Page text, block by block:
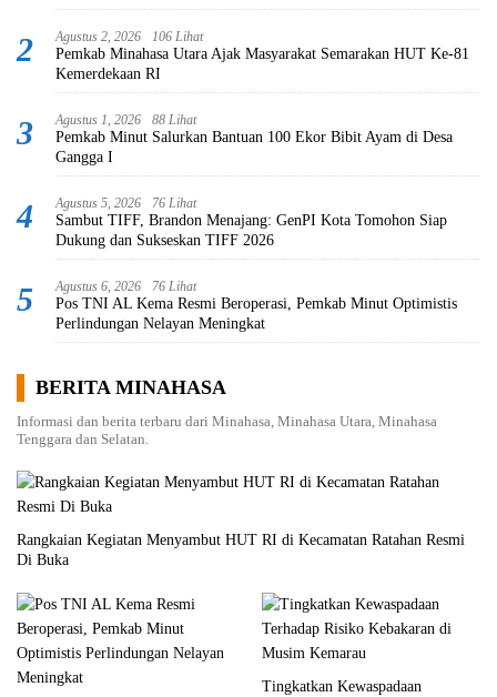
2 Agustus 2, 2026 106 Lihat
Pemkab Minahasa Utara Ajak Masyarakat Semarakan HUT Ke-81
Kemerdekaan RI
3 Agustus 1, 2026 88 Lihat
Pemkab Minut Salurkan Bantuan 100 Ekor Bibit Ayam di Desa
Gangga I
4 Agustus 5, 2026 76 Lihat
Sambut TIFF, Brandon Menajang: ​GenPI Kota Tomohon Siap
Dukung dan Sukseskan TIFF 2026
5 Agustus 6, 2026 76 Lihat
Pos TNI AL Kema Resmi Beroperasi, Pemkab Minut Optimistis
Perlindungan Nelayan Meningkat
BERITA MINAHASA
Informasi dan berita terbaru dari Minahasa, Minahasa Utara, Minahasa
Tenggara dan Selatan.
Rangkaian Kegiatan Menyambut HUT RI di Kecamatan Ratahan Resmi
Di Buka
Tingkatkan Kewaspadaan